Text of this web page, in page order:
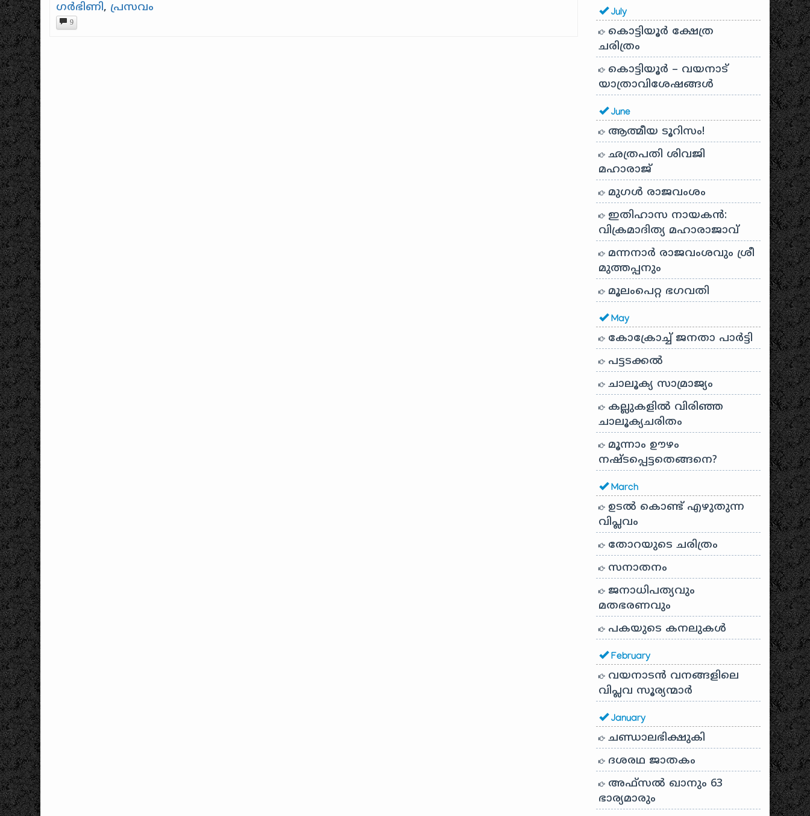
ഗർഭിണി, പ്രസവം
9
July
കൊട്ടിയൂർ ക്ഷേത്ര
ചരിത്രം
കൊട്ടിയൂർ – വയനാട്
യാത്രാവിശേഷങ്ങൾ
June
ആത്മീയ ടൂറിസം!
ഛത്രപതി ശിവജി
മഹാരാജ്
മുഗൾ രാജവംശം
ഇതിഹാസ നായകൻ:
വിക്രമാദിത്യ മഹാരാജാവ്
മന്നനാർ രാജവംശവും ശ്രീ
മുത്തപ്പനും
മൂലംപെറ്റ ഭഗവതി
May
കോക്രോച്ച് ജനതാ പാർട്ടി
പട്ടടക്കൽ
ചാലൂക്യ സാമ്രാജ്യം
കല്ലുകളിൽ വിരിഞ്ഞ
ചാലൂക്യചരിതം
മൂന്നാം ഊഴം
നഷ്ടപ്പെട്ടതെങ്ങനെ?
March
ഉടൽ കൊണ്ട് എഴുതുന്ന
വിപ്ലവം
തോറയുടെ ചരിത്രം
സനാതനം
ജനാധിപത്യവും
മതഭരണവും
പകയുടെ കനലുകൾ
February
വയനാടൻ വനങ്ങളിലെ
വിപ്ലവ സൂര്യന്മാർ
January
ചണ്ഡാലഭിക്ഷുകി
ദശരഥ ജാതകം
അഫ്സൽ ഖാനും 63
ഭാര്യമാരും